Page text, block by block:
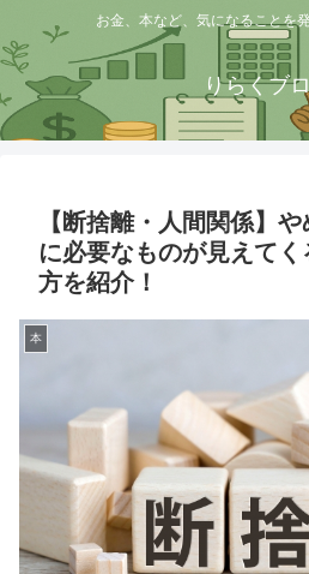
お金、本など、気になることを
りらくブ
【断捨離・人間関係】
に必要なものが見えてく
方を紹介！
本